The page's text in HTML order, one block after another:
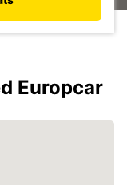
Europcar